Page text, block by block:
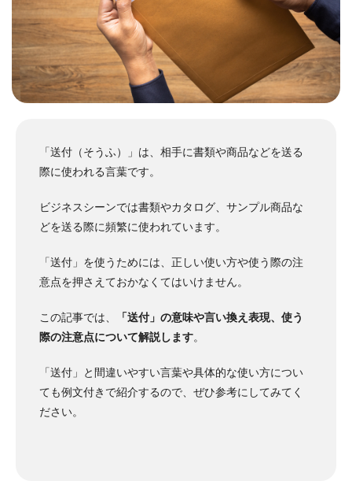
「送付（そうふ）」は、相手に書類や商品などを送る
際に使われる言葉です。
ビジネスシーンでは書類やカタログ、サンプル商品な
どを送る際に頻繁に使われています。
「送付」を使うためには、正しい使い方や使う際の注
意点を押さえておかなくてはいけません。
この記事では、
「送付」の意味や言い換え表現、使う
際の注意点について解説します。
「送付」と間違いやすい言葉や具体的な使い方につい
ても例文付きで紹介するので、ぜひ参考にしてみてく
ださい。